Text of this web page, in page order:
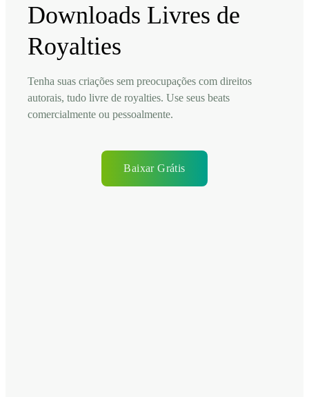
Downloads Livres de
Royalties
Tenha suas criações sem preocupações com direitos
autorais, tudo livre de royalties. Use seus beats
comercialmente ou pessoalmente.
Baixar Grátis